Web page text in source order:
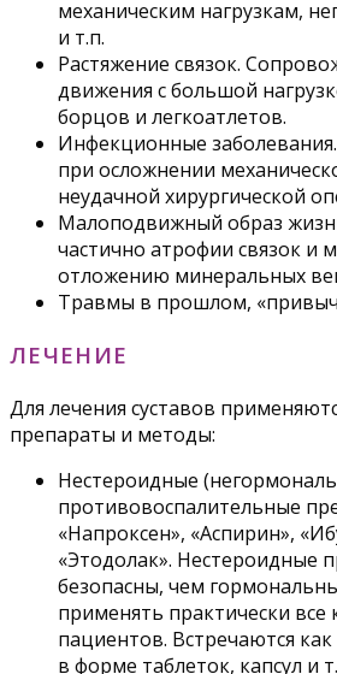
механическим нагрузкам,
и т.п.
Растяжение связок.
движения с большой
борцов и легкоатлетов.
Инфекционные
при осложнении
неудачной хирургической
Малоподвижный образ
частично атрофии связок и
отложению минеральных
Травмы в прошлом,
ЛЕЧЕНИЕ
Для лечения суставов
препараты и методы:
Нестероидные
противовоспалительные
«Напроксен», «Аспирин»,
«Этодолак». Нестероидные
безопасны, чем
применять практически все
пациентов. Встречаются
в форме таблеток, капсул и